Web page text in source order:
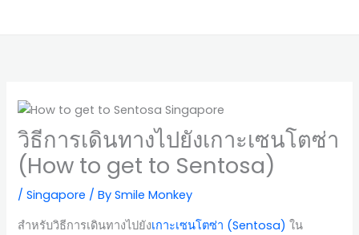
วิธีการเดินทางไปยังเกาะเซนโตซ่า
(How to get to Sentosa)
/Singapore / BySmile Monkey
สำหรับวิธีการเดินทางไปยังเกาะเซนโตซ่า (Sentosa) ใน